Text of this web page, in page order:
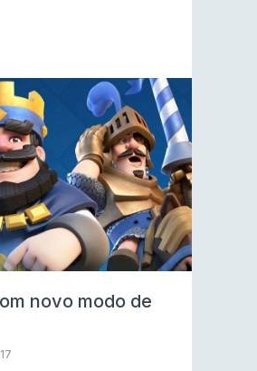
novo modo de